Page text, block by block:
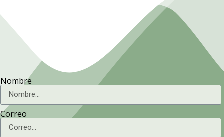
Nombre
Correo